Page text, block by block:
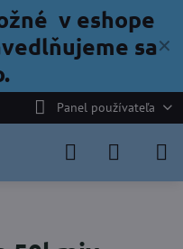
✕
v eshope
sa
Panel používateľa